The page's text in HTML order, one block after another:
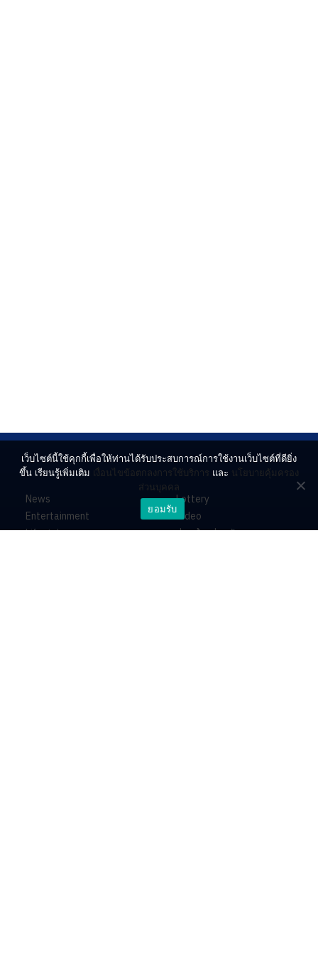
News
Entertainment
Lifestyle
Lottery
Video
ร่วมด้วยช่วยกัน
เว็บไซต์นี้ใช้คุกกี้เพื่อให้ท่านได้รับประสบการณ์การใช้งานเว็บไซต์ที่ดียิ่ง
ขึ้น เรียนรู้เพิ่มเติม เงื่อนไขข้อตกลงการใช้บริการ และ นโยบายคุ้มครอง
ส่วนบุคคล
ยอมรับ